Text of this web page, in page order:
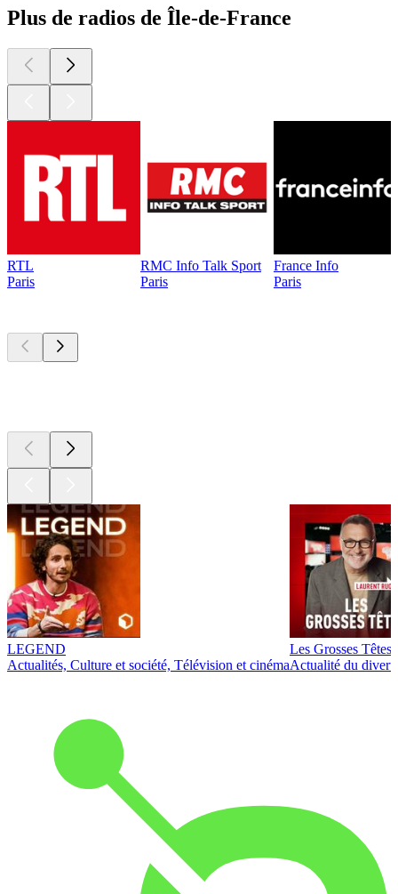
Plus de radios de Île-de-France
RTL
Paris
RMC Info Talk Sport
Paris
France Info
Paris
LEGEND
Actualités, Culture et société, Télévision et cinéma
Les Grosses Têtes
Actualité du